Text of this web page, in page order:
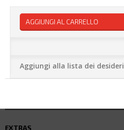
AGGIUNGI AL CARRELLO
Aggiungi alla lista dei desideri
EXTRAS